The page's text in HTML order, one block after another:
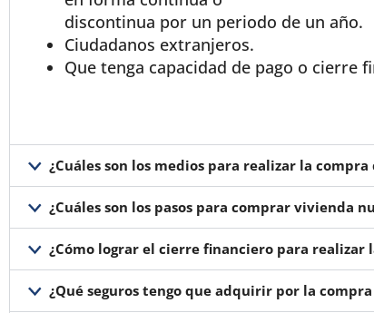
discontinua por un periodo de un año.
Ciudadanos extranjeros.
Que tenga capacidad de pago o cierre
¿Cuáles son los medios para realizar la
¿Cuáles son los pasos para comprar vivienda
¿Cómo lograr el cierre financiero para realizar
¿Qué seguros tengo que adquirir por la